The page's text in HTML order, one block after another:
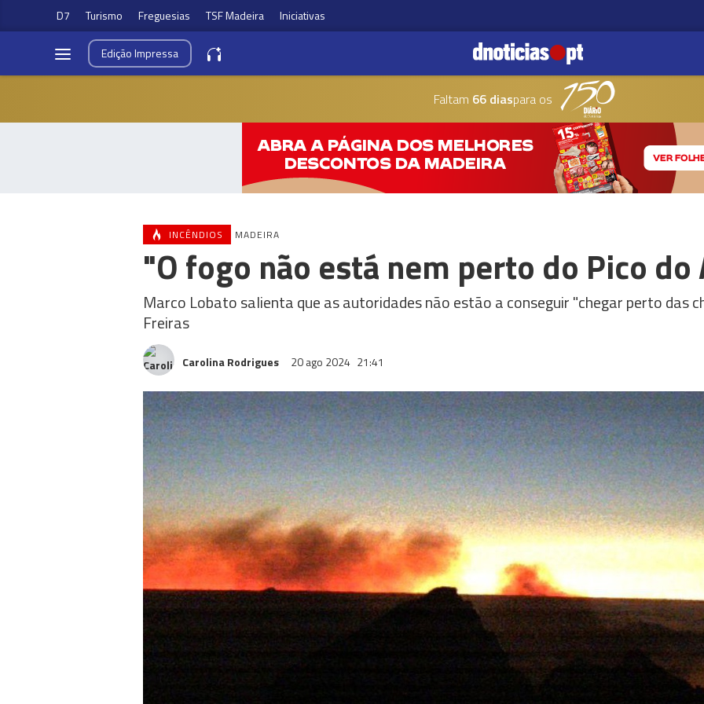
D7 Turismo Freguesias TSF Madeira Iniciativas
EdiçãoImpressa
Faltam 66 diaspara os
INCÊNDIOS MADEIRA
"O fogo não está nem perto do Pico
Marco Lobato salienta que as autoridades não estão a conseguir "chegar perto das
Freiras
Carolina Rodrigues 20 ago 2024 21:41